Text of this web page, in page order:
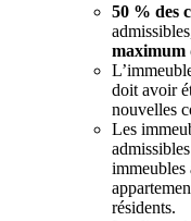
50 % des
maximum
doit avoir
nouvelles
Les
immeubles
résidents.